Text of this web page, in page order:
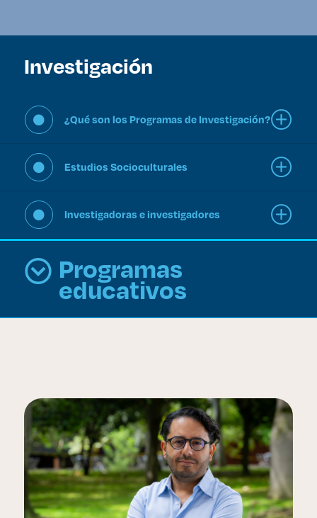
Investigación
¿Qué son los Programas de Investigación?
Estudios Socioculturales
Investigadoras e investigadores
Programas
educativos